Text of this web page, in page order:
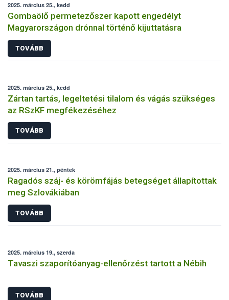
2025. március 25., kedd
Gombaölő permetezőszer kapott engedélyt
Magyarországon drónnal történő kijuttatásra
TOVÁBB
2025. március 25., kedd
Zártan tartás, legeltetési tilalom és vágás szükséges
az RSzKF megfékezéséhez
TOVÁBB
2025. március 21., péntek
Ragadós száj- és körömfájás betegséget állapítottak
meg Szlovákiában
TOVÁBB
2025. március 19., szerda
Tavaszi szaporítóanyag-ellenőrzést tartott a Nébih
TOVÁBB